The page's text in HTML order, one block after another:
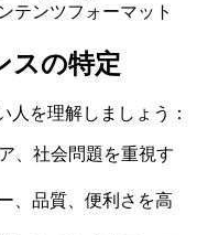
テンツフォーマット
スの特定
人を理解しましょう：
、社会問題を重視す
、品質、便利さを高